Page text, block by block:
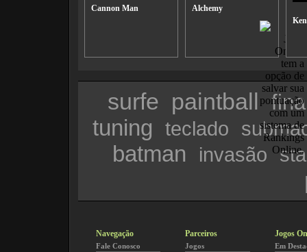
Cannon Man
Alchemy
surfe paintball
tuning teclado
batman invasão
Navegação
Fale Conosco
Parceiros
Jogos
Jogos
Em